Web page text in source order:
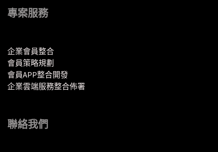
專案服務
企業會員整合
會員策略規劃
會員APP整合開發
企業雲端服務整合佈署
聯絡我們